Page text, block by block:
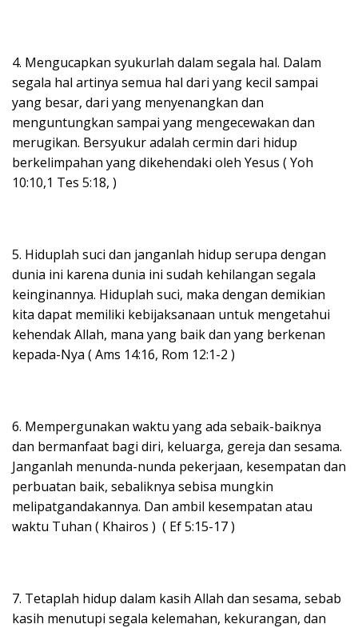
4. Mengucapkan syukurlah dalam segala hal. Dalam
segala hal artinya semua hal dari yang kecil sampai
yang besar, dari yang menyenangkan dan
menguntungkan sampai yang mengecewakan dan
merugikan. Bersyukur adalah cermin dari hidup
berkelimpahan yang dikehendaki oleh Yesus ( Yoh
10:10,1 Tes 5:18, )
5. Hiduplah suci dan janganlah hidup serupa dengan
dunia ini karena dunia ini sudah kehilangan segala
keinginannya. Hiduplah suci, maka dengan demikian
kita dapat memiliki kebijaksanaan untuk mengetahui
kehendak Allah, mana yang baik dan yang berkenan
kepada-Nya ( Ams 14:16, Rom 12:1-2 )
6. Mempergunakan waktu yang ada sebaik-baiknya
dan bermanfaat bagi diri, keluarga, gereja dan sesama.
Janganlah menunda-nunda pekerjaan, kesempatan dan
perbuatan baik, sebaliknya sebisa mungkin
melipatgandakannya. Dan ambil kesempatan atau
waktu Tuhan ( Khairos ) ( Ef 5:15-17 )
7. Tetaplah hidup dalam kasih Allah dan sesama, sebab
kasih menutupi segala kelemahan, kekurangan, dan